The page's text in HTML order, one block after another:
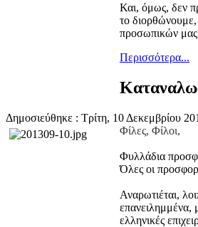
Και, όμως, δεν
το διορθώνουμε,
προσωπικών μας
Περισσότερα...
Δημοσιεύθηκε : Τρίτη, 10 Δεκεμβρίου
Φίλες, Φίλοι,
Φυλλάδια
Όλες οι
Αναρωτιέται,
επανειλημμένα,
ελληνικές